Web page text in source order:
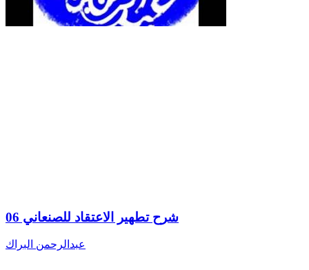
شرح تطهير الاعتقاد للصنعاني 06
عبدالرحمن البراك